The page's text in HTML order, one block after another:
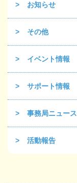
お知らせ
その他
イベント情報
サポート情報
事務局ニュース
活動報告